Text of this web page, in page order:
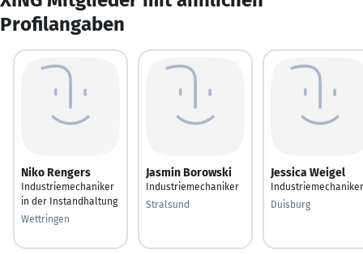
Profilangaben
Niko Rengers
Industriemechaniker
in der Instandhaltung
Wettringen
Jasmin Borowski
Industriemechaniker
Stralsund
Jessica Weigel
Industriemechaniker
Duisburg